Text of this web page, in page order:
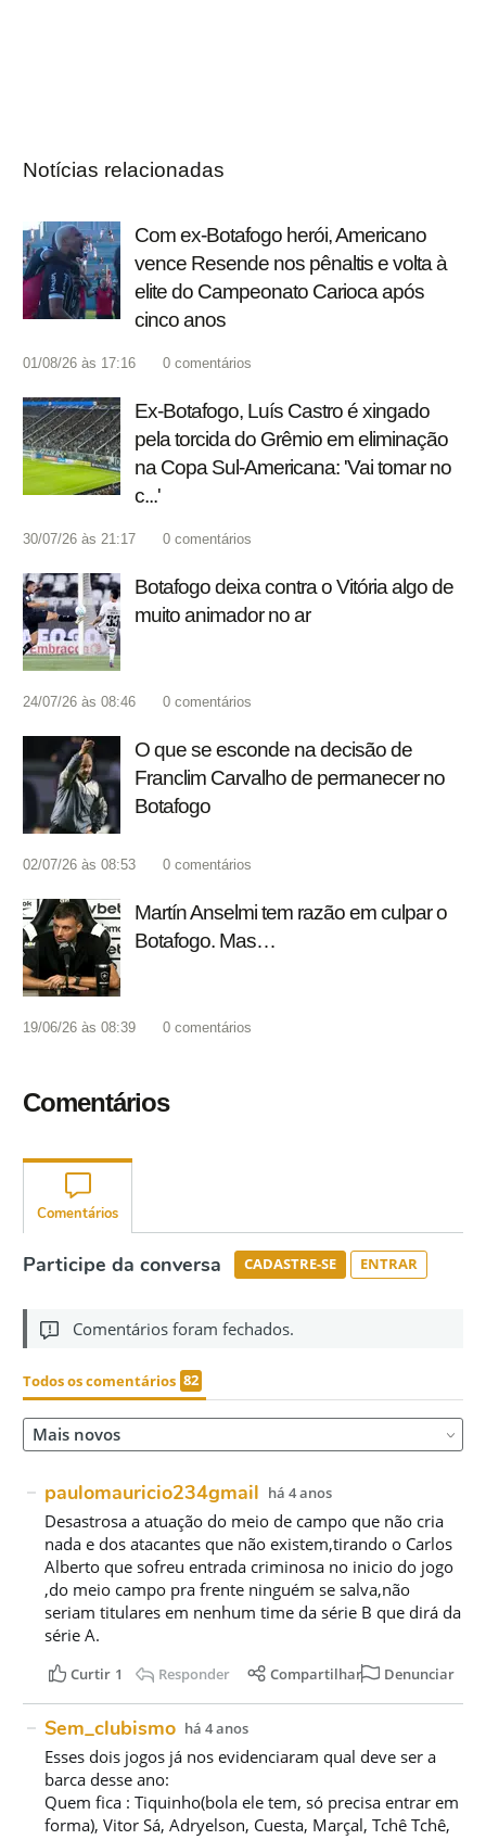
Notícias relacionadas
Com ex-Botafogo herói, Americano
vence Resende nos pênaltis e volta à
elite do Campeonato Carioca após
cinco anos
01/08/26 às 17:16 0 comentários
Ex-Botafogo, Luís Castro é xingado
pela torcida do Grêmio em eliminação
na Copa Sul-Americana: 'Vai tomar no
c...'
30/07/26 às 21:17 0 comentários
Botafogo deixa contra o Vitória algo de
muito animador no ar
24/07/26 às 08:46 0 comentários
O que se esconde na decisão de
Franclim Carvalho de permanecer no
Botafogo
02/07/26 às 08:53 0 comentários
Martín Anselmi tem razão em culpar o
Botafogo. Mas…
19/06/26 às 08:39 0 comentários
Comentários